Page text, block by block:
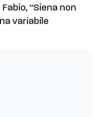
“Siena non
variabile